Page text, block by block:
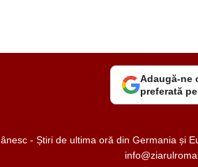
Adaugă-ne
preferată
- Știri de ultima oră din Germania și